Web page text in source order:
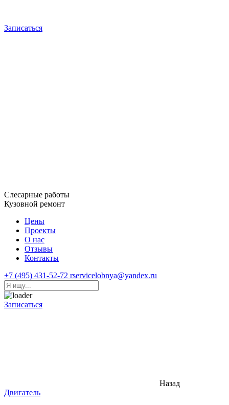
Записаться
Слесарные работы
Кузовной ремонт
Цены
Проекты
О нас
Отзывы
Контакты
+7 (495) 431-52-72 rservicelobnya@yandex.ru
Записаться
Назад
Двигатель